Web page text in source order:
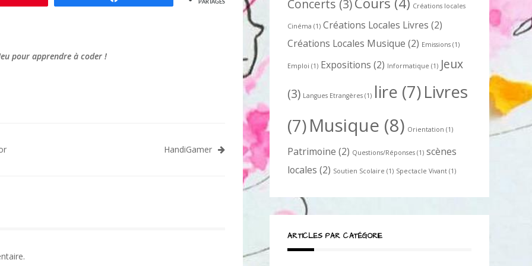
PARTAGES
pour apprendre à coder !
HandiGamer
Concerts (3) Créations locales
Cinéma (1) Créations Locales Livres (2)
Créations Locales Musique (2) Emissions (1)
Emploi (1) Expositions (2) Informatique (1) Jeux
(3) Langues Etrangères (1) lire (7)Livres
(7)Musique (8) Orientation (1)
Patrimoine (2) Questions/Réponses (1) scènes
locales (2) Soutien Scolaire (1) Spectacle Vivant (1)
ARTICLES PAR CATÉGORIE